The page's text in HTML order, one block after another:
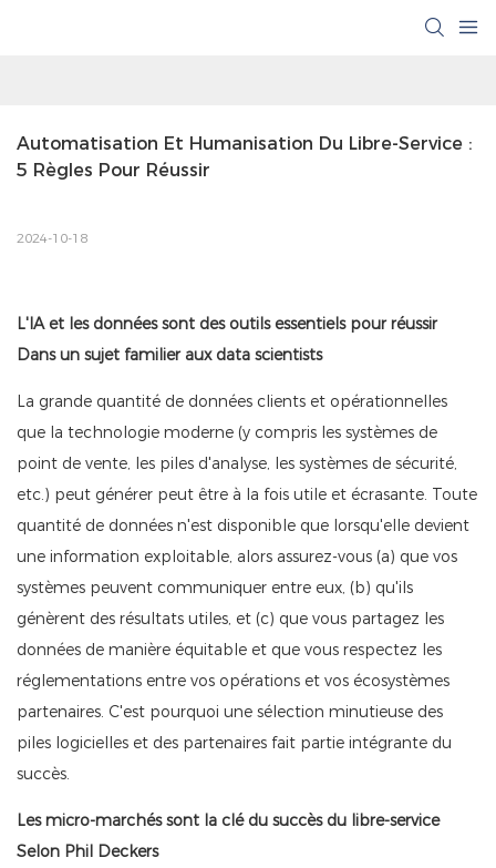
Automatisation Et Humanisation Du Libre-Service :
5 Règles Pour Réussir
2024-10-18
L'IA et les données sont des outils essentiels pour réussir
Dans un sujet familier aux data scientists
La grande quantité de données clients et opérationnelles
que la technologie moderne (y compris les systèmes de
point de vente, les piles d'analyse, les systèmes de sécurité,
etc.) peut générer peut être à la fois utile et écrasante. Toute
quantité de données n'est disponible que lorsqu'elle devient
une information exploitable, alors assurez-vous (a) que vos
systèmes peuvent communiquer entre eux, (b) qu'ils
génèrent des résultats utiles, et (c) que vous partagez les
données de manière équitable et que vous respectez les
réglementations entre vos opérations et vos écosystèmes
partenaires. C'est pourquoi une sélection minutieuse des
piles logicielles et des partenaires fait partie intégrante du
succès.
Les micro-marchés sont la clé du succès du libre-service
Selon Phil Deckers